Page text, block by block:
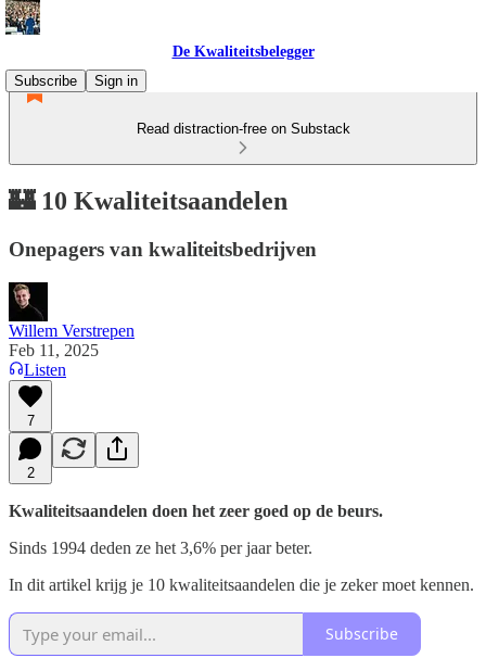
De Kwaliteitsbelegger
Subscribe
Sign in
Read distraction-free on Substack
🏰 10 Kwaliteitsaandelen
Onepagers van kwaliteitsbedrijven
Willem Verstrepen
Feb 11, 2025
Listen
7
2
Kwaliteitsaandelen doen het zeer goed op de beurs.
Sinds 1994 deden ze het 3,6% per jaar beter.
In dit artikel krijg je 10 kwaliteitsaandelen die je zeker moet kennen.
Subscribe